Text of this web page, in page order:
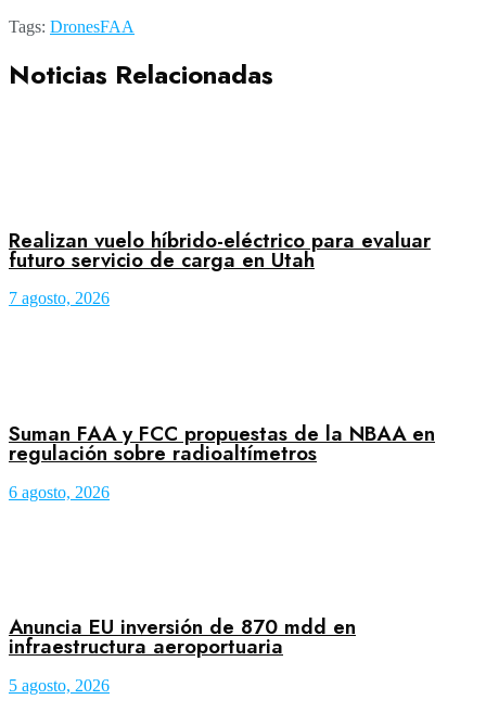
Tags: DronesFAA
Noticias Relacionadas
Realizan vuelo híbrido-eléctrico para evaluar
futuro servicio de carga en Utah
7 agosto, 2026
Suman FAA y FCC propuestas de la NBAA en
regulación sobre radioaltímetros
6 agosto, 2026
Anuncia EU inversión de 870 mdd en
infraestructura aeroportuaria
5 agosto, 2026